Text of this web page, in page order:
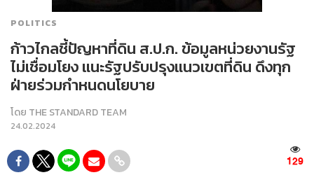
POLITICS
ก้าวไกลชี้ปัญหาที่ดิน ส.ป.ก. ข้อมูลหน่วยงานรัฐ
ไม่เชื่อมโยง แนะรัฐปรับปรุงแนวเขตที่ดิน ดึงทุก
ฝ่ายร่วมกำหนดนโยบาย
โดย THE STANDARD TEAM
24.02.2024
129